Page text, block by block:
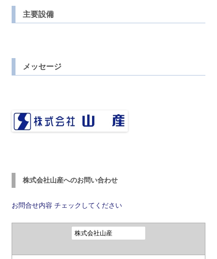
主要設備
メッセージ
株式会社山産へのお問い合わせ
お問合せ内容 チェックしてください